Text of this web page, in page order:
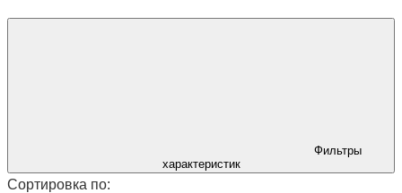
Фильтры
характеристик
Сортировка по: